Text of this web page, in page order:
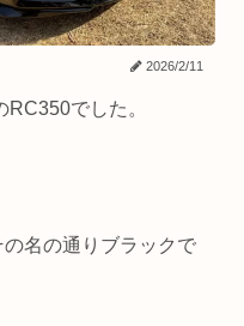
2026/2/11
でした。
名の通りブラックで